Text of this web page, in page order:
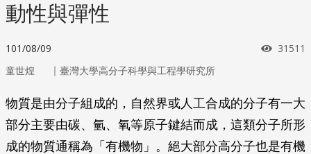
動性與彈性
101/08/09 瀏覽次
31511
童世煌 ｜ 臺灣大學高分子科學與工程學研究所
物質是由分子組成的，自然界或人工合成的分子有一大
部分主要由碳、氫、氧等原子鍵結而成，這類分子所形
成的物質通稱為「有機物」。絕大部分高分子也是有機